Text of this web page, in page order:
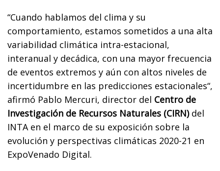
“Cuando hablamos del clima y su
comportamiento, estamos sometidos a una alta
variabilidad climática intra-estacional,
interanual y decádica, con una mayor frecuencia
de eventos extremos y aún con altos niveles de
incertidumbre en las predicciones estacionales“,
afirmó Pablo Mercuri, director del Centro de
Investigación de Recursos Naturales (CIRN)del
INTA en el marco de su exposición sobre la
evolución y perspectivas climáticas 2020-21 en
ExpoVenado Digital.